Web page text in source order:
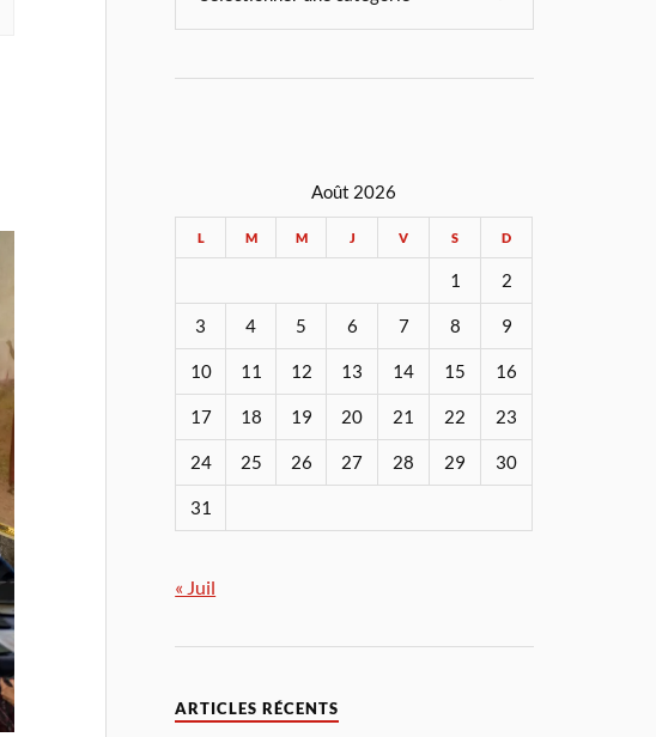
Août 2026
L M M J V S D
1 2
3 4 5 6 7 8 9
10 11 12 13 14 15 16
17 18 19 20 21 22 23
24 25 26 27 28 29 30
31
« Juil
ARTICLES RÉCENTS